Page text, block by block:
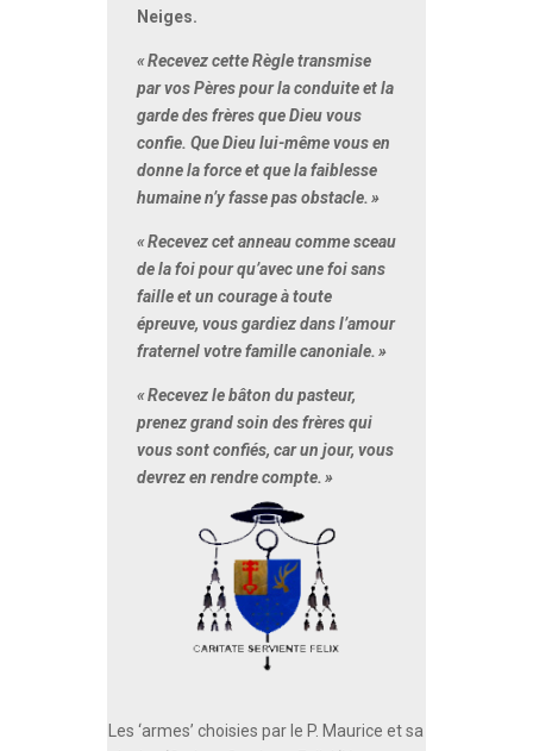
Neiges.
«Recevez cette Règle transmise
par vos Pères pour la conduite et la
garde des frères que Dieu vous
confie. Que Dieu lui-même vous en
donne la force et que la faiblesse
humaine n’y fasse pas obstacle. »
«Recevez cet anneau comme sceau
de la foi pour qu’avec une foi sans
faille et un courage à toute
épreuve, vous gardiez dans l’amour
fraternel votre famille canoniale. »
«Recevez le bâton du pasteur,
prenez grand soin des frères qui
vous sont confiés, car un jour, vous
devrez en rendre compte. »
Les ‘armes’ choisies par le P. Maurice et sa